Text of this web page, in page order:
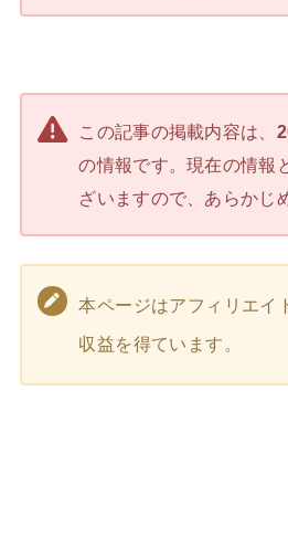
この記事の掲載内容は、
の情報です。現在の情報
ざいますので、あらかじ
本ページはアフィリエイ
収益を得ています。